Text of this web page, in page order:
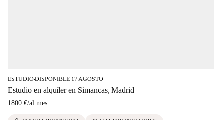
ESTUDIO■DISPONIBLE 17 AGOSTO
Estudio en alquiler en Simancas, Madrid
1800 €/al mes